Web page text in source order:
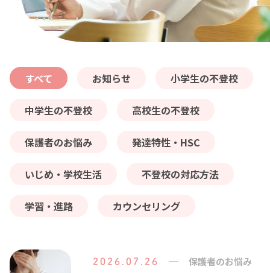
よくある質問
すべて お知らせ 小学生の不登校
中学生の不登校 高校生の不登校
保護者のお悩み 発達特性・HSC
いじめ・学校生活 不登校の対応方法
学習・進路 カウンセリング
2026.07.26
保護者のお悩み